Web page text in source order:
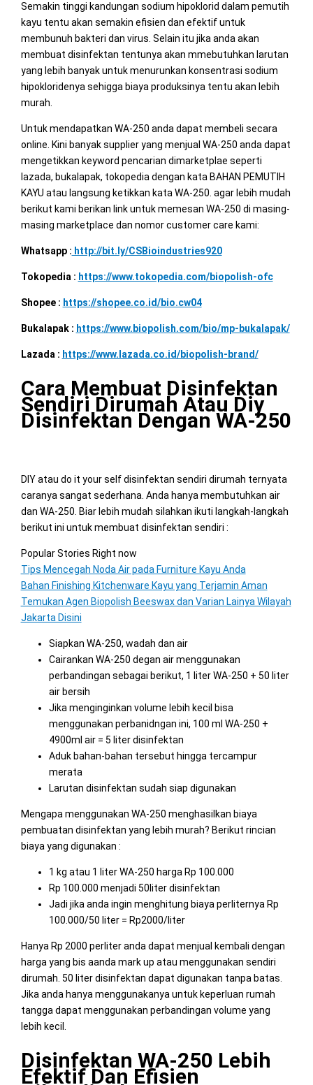
Semakin tinggi kandungan sodium hipoklorid dalam pemutih
kayu tentu akan semakin efisien dan efektif untuk
membunuh bakteri dan virus. Selain itu jika anda akan
membuat disinfektan tentunya akan mmebutuhkan larutan
yang lebih banyak untuk menurunkan konsentrasi sodium
hipokloridenya sehigga biaya produksinya tentu akan lebih
murah.
Untuk mendapatkan WA-250 anda dapat membeli secara
online. Kini banyak supplier yang menjual WA-250 anda dapat
mengetikkan keyword pencarian dimarketplae seperti
lazada, bukalapak, tokopedia dengan kata BAHAN PEMUTIH
KAYU atau langsung ketikkan kata WA-250. agar lebih mudah
berikut kami berikan link untuk memesan WA-250 di masing-
masing marketplace dan nomor customer care kami:
Whatsapp : http://bit.ly/CSBioindustries920
Tokopedia : https://www.tokopedia.com/biopolish-ofc
Shopee : https://shopee.co.id/bio.cw04
Bukalapak : https://www.biopolish.com/bio/mp-bukalapak/
Lazada : https://www.lazada.co.id/biopolish-brand/
Cara Membuat Disinfektan
Sendiri Dirumah Atau Diy
Disinfektan Dengan WA-250
DIY atau do it your self disinfektan sendiri dirumah ternyata
caranya sangat sederhana. Anda hanya membutuhkan air
dan WA-250. Biar lebih mudah silahkan ikuti langkah-langkah
berikut ini untuk membuat disinfektan sendiri :
Popular Stories Right now
Tips Mencegah Noda Air pada Furniture Kayu Anda
Bahan Finishing Kitchenware Kayu yang Terjamin Aman
Temukan Agen Biopolish Beeswax dan Varian Lainya Wilayah
Jakarta Disini
Siapkan WA-250, wadah dan air
Cairankan WA-250 degan air menggunakan
perbandingan sebagai berikut, 1 liter WA-250 + 50 liter
air bersih
Jika menginginkan volume lebih kecil bisa
menggunakan perbanidngan ini, 100 ml WA-250 +
4900ml air = 5 liter disinfektan
Aduk bahan-bahan tersebut hingga tercampur
merata
Larutan disinfektan sudah siap digunakan
Mengapa menggunakan WA-250 menghasilkan biaya
pembuatan disinfektan yang lebih murah? Berikut rincian
biaya yang digunakan :
1 kg atau 1 liter WA-250 harga Rp 100.000
Rp 100.000 menjadi 50liter disinfektan
Jadi jika anda ingin menghitung biaya perliternya Rp
100.000/50 liter = Rp2000/liter
Hanya Rp 2000 perliter anda dapat menjual kembali dengan
harga yang bis aanda mark up atau menggunakan sendiri
dirumah. 50 liter disinfektan dapat digunakan tanpa batas.
Jika anda hanya menggunakanya untuk keperluan rumah
tangga dapat menggunakan perbandingan volume yang
lebih kecil.
Disinfektan WA-250 Lebih
Efektif Dan Efisien